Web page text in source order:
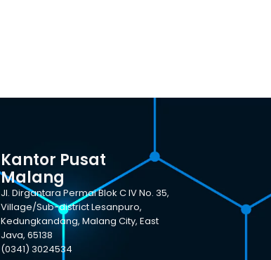
Kantor Pusat
Malang
Jl. Dirgantara Permai Blok C IV No. 35,
Village/Sub-district Lesanpuro,
Kedungkandang, Malang City, East
Java, 65138
(0341) 3024534